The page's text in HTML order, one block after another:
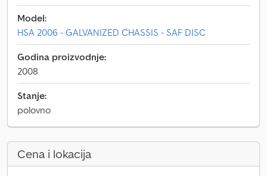
Model:
HSA 2006 - GALVANIZED CHASSIS - SAF DISC
Godina proizvodnje:
2008
Stanje:
polovno
Cena i lokacija